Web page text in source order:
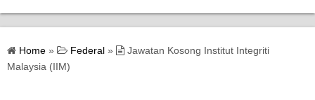
Home
Bantuan Kerajaan
Home » Federal »
Jawatan Kosong Institut Integriti
Malaysia (IIM)